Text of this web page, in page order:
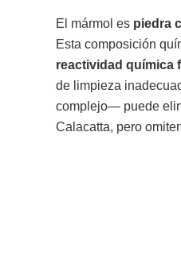
El mármol es piedra
Esta composición
reactividad química
de limpieza
complejo— puede
Calacatta, pero